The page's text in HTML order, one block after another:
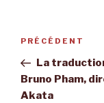
Navigation
l’article
Article
précédent
PRÉCÉDENT
La
Bruno Pham,
Akata